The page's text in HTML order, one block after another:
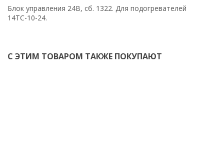
Блок управления 24В, сб. 1322. Для подогревателей
14ТС-10-24.
С ЭТИМ ТОВАРОМ ТАКЖЕ ПОКУПАЮТ